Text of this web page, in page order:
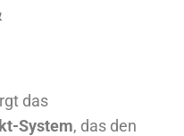
das
System, das den